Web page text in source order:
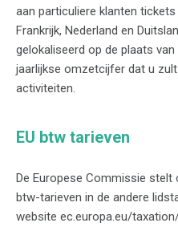
aan particuliere klanten
Frankrijk, Nederland en
gelokaliseerd op de plaats
jaarlijkse omzetcijfer dat u
activiteiten.
EU btw tarieven
De Europese Commissie stelt
btw-tarieven in de andere
website ec.europa.eu/